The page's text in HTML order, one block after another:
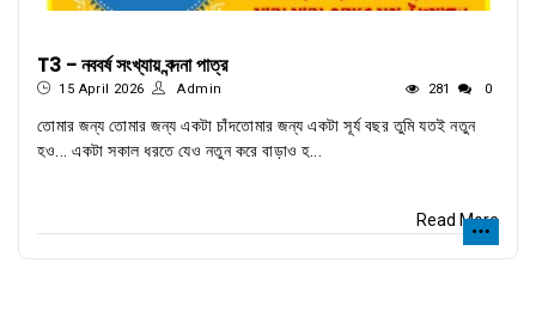
T3 - নববর্ষ সংখ্যায় বন্দনা পাত্র
15 April 2026 Admin 281 0
তোমার জন্য তোমার জন্য একটা চাঁদতোমার জন্য একটা সূর্য বছর তুমি যতই নতুন
হও... একটা সকাল ধরতে যেও নতুন করে বাড়াও হ...
Read More